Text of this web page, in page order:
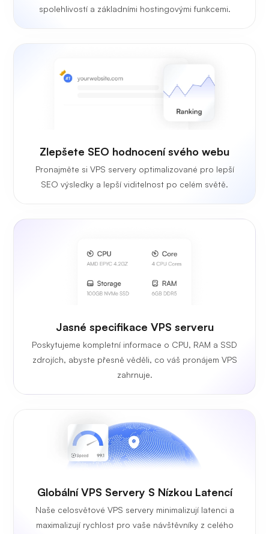
spolehlivostí a základními hostingovými funkcemi.
Zlepšete SEO hodnocení svého webu
Pronajměte si VPS servery optimalizované pro lepší
SEO výsledky a lepší viditelnost po celém světě.
Jasné specifikace VPS serveru
Poskytujeme kompletní informace o CPU, RAM a SSD
zdrojích, abyste přesně věděli, co váš pronájem VPS
zahrnuje.
Globální VPS Servery S Nízkou Latencí
Naše celosvětové VPS servery minimalizují latenci a
maximalizují rychlost pro vaše návštěvníky z celého